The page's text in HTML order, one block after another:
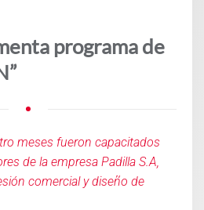
programa de
meses fueron capacitados
de la empresa Padilla S.A,
comercial y diseño de